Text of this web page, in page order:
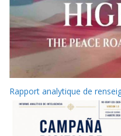
Rapport analytique de